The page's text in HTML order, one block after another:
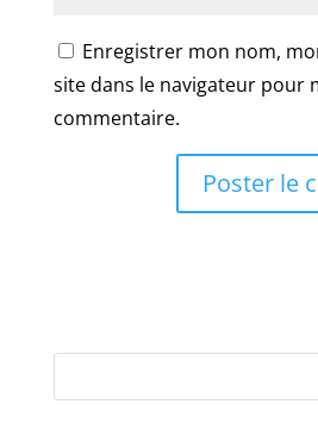
Enregistrer mon nom,
site dans le navigateur pour
commentaire.